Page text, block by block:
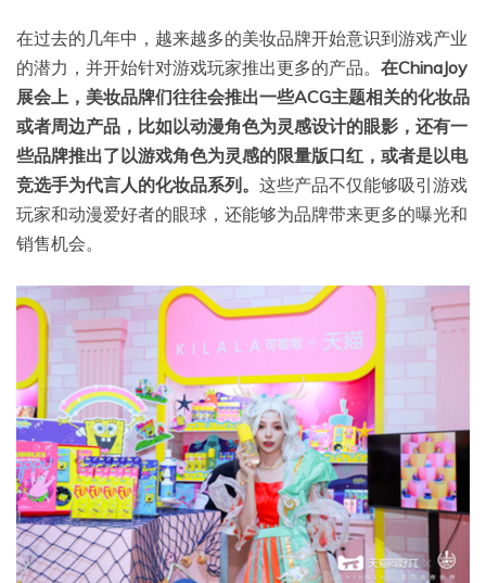
在过去的几年中，越来越多的美妆品牌开始意识到游戏产业
的潜力，并开始针对游戏玩家推出更多的产品。 在ChinaJoy
展会上，美妆品牌们往往会推出一些ACG主题相关的化妆品
或者周边产品，比如以动漫角色为灵感设计的眼影，还有一
些品牌推出了以游戏角色为灵感的限量版口红，或者是以电
竞选手为代言人的化妆品系列。 这些产品不仅能够吸引游戏
玩家和动漫爱好者的眼球，还能够为品牌带来更多的曝光和
销售机会。